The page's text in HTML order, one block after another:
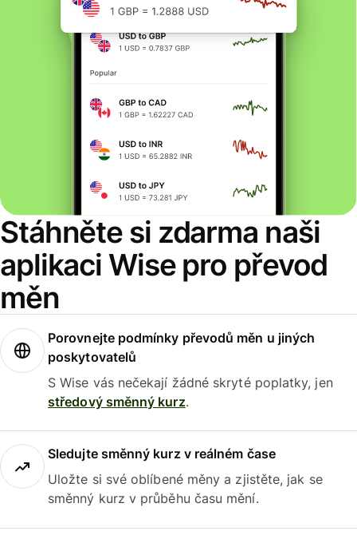
Stáhněte si zdarma naši
aplikaci Wise pro převod
měn
Porovnejte podmínky převodů měn u jiných
poskytovatelů
S Wise vás nečekají žádné skryté poplatky, jen
středový směnný kurz.
Sledujte směnný kurz v reálném čase
Uložte si své oblíbené měny a zjistěte, jak se
směnný kurz v průběhu času mění.